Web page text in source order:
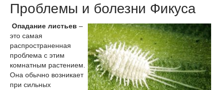
Проблемы и болезни Фикуса
Опадание листьев –
это самая
распространенная
проблема с этим
комнатным растением.
Она обычно возникает
при сильных